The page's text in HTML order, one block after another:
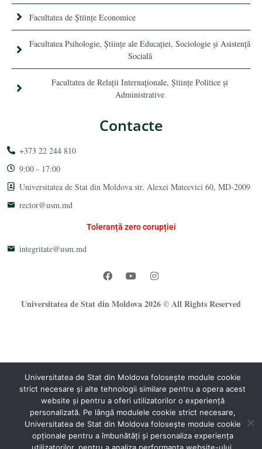
Facultatea de Științe Economice
Facultatea Psihologie, Ştiinţe ale Educaţiei, Sociologie și Asistență
Socială
Facultatea de Relaţii Internaţionale, Ştiinţe Politice şi
Administrative
Contacte
+373 22 244 810
9:00 - 17:00
Universitatea de Stat din Moldova str. Alexei Mateevici 60, MD-2009
rector@usm.md
Toleranță zero corupției
integritate@usm.md
Universitatea de Stat din Moldova 2026 © All Rights Reserved
Oficiul Programare Web al USM®
Universitatea de Stat din Moldova folosește module cookie
strict necesare și alte tehnologii similare pentru a opera acest
website și pentru a oferi utilizatorilor o experiență
personalizată. Pe lângă modulele cookie strict necesare,
Universitatea de Stat din Moldova folosește module cookie
opționale pentru a îmbunătăți și personaliza experiența